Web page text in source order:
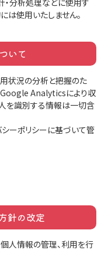
・分析処理などに使用す
は使用いたしません。
いて
状況の分析と把握のた
Google Analyticsにより収
を識別する情報は一切含
シーポリシーに基づいて管
針の改定
人情報の管理、利用を行